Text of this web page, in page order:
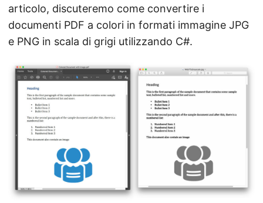
articolo, discuteremo come convertire i
documenti PDF a colori in formati immagine JPG
e PNG in scala di grigi utilizzando C#.